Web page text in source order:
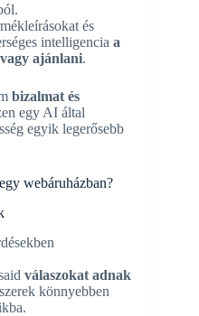
és
intelligencia a
ajánlani.
bizalmat és
egy AI által
egyik legerősebb
webáruházban?
válaszokat adnak
könnyebben